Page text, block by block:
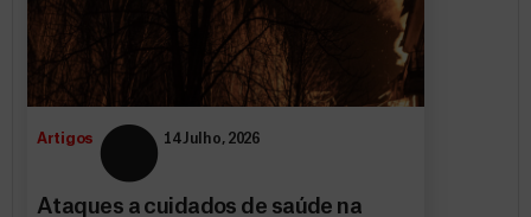
Artigos 14 Julho, 2026
Ataques a cuidados de saúde na